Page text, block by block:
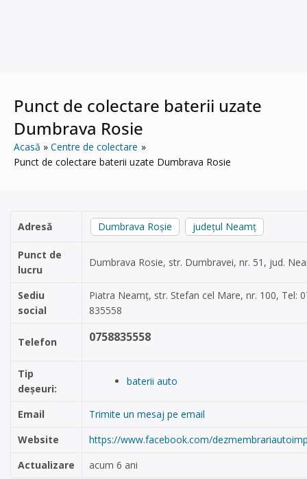
Punct de colectare baterii uzate
Dumbrava Rosie
Acasă
Centre de colectare
Punct de colectare baterii uzate Dumbrava Rosie
Adresă Dumbrava Roșie județul Neamț
Punct de
lucru
Dumbrava Rosie, str. Dumbravei, nr. 51, jud.
Sediu
social
Piatra Neamț, str. Stefan cel Mare, nr. 100, Tel:
835558
Telefon 0758835558
Tip
deșeuri:
baterii auto
Email
Trimite un mesaj pe email
Website
https://www.facebook.com/
Actualizare
acum 6 ani